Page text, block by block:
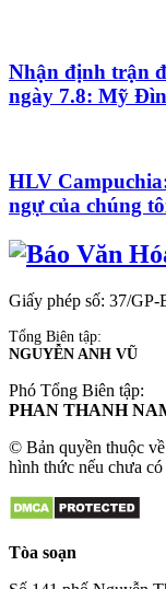
Nhận định trận
ngày 7.8: Mỹ
HLV
ngự của chúng
Giấy phép số: 37/
Tổng Biên tập:
NGUYỄN ANH VŨ
Phó Tổng Biên tập:
PHAN THANH
© Bản quyền thuộc
hình thức nếu chưa
Tòa soạn